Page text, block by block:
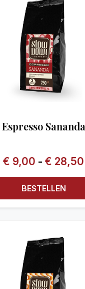
Espresso Sananda
€ 9,00 - € 28,50
BESTELLEN